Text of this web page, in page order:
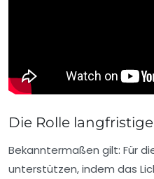
Die Rolle
Bekanntermaßen gilt: Für
unterstützen, indem das